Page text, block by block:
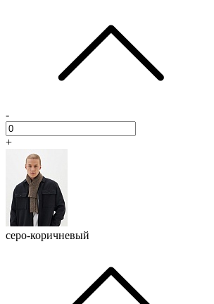
-
+
серо-коричневый